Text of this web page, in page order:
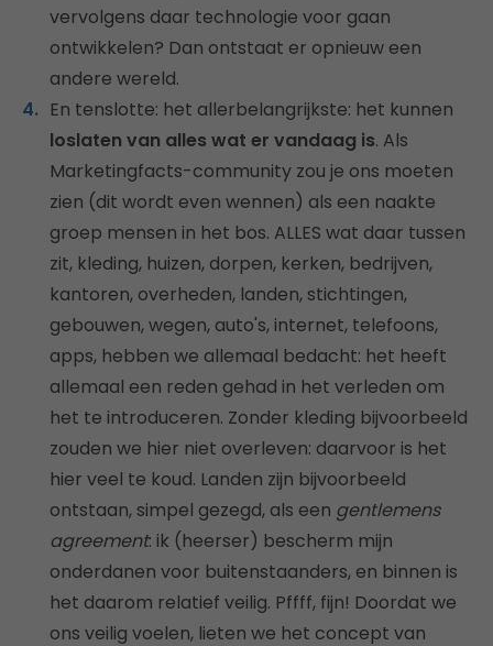
vervolgens daar technologie voor gaan
ontwikkelen? Dan ontstaat er opnieuw een
andere wereld.
En tenslotte: het allerbelangrijkste: het kunnen
loslaten van alles wat er vandaag is. Als
Marketingfacts-community zou je ons moeten
zien (dit wordt even wennen) als een naakte
groep mensen in het bos. ALLES wat daar tussen
zit, kleding, huizen, dorpen, kerken, bedrijven,
kantoren, overheden, landen, stichtingen,
gebouwen, wegen, auto's, internet, telefoons,
apps, hebben we allemaal bedacht: het heeft
allemaal een reden gehad in het verleden om
het te introduceren. Zonder kleding bijvoorbeeld
zouden we hier niet overleven: daarvoor is het
hier veel te koud. Landen zijn bijvoorbeeld
ontstaan, simpel gezegd, als een gentlemens
agreement: ik (heerser) bescherm mijn
onderdanen voor buitenstaanders, en binnen is
het daarom relatief veilig. Pffff, fijn! Doordat we
ons veilig voelen, lieten we het concept van